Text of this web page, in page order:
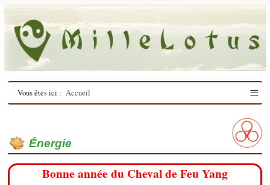
Vous êtes ici : Accueil ≡
Énergie
Bonne année du Cheval de Feu Yang